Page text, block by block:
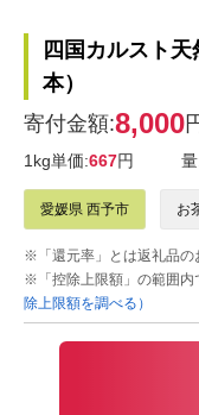
四国カルスト
本）
寄付金額:8,000
1kg単価:667円
愛媛県 西予市 お
※「還元率」とは返礼品の
※「控除上限額」の範囲内
除上限額を調べる）